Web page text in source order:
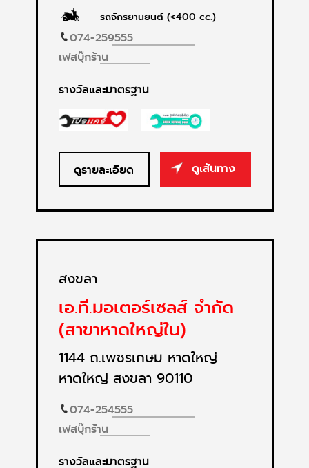
รถจักรยานยนต์ (<400 cc.)
074-259555
เฟสบุ๊กร้าน
รางวัลและมาตรฐาน
ดูรายละเอียด ดูเส้นทาง
สงขลา
เอ.ที.มอเตอร์เซลส์ จำกัด
(สาขาหาดใหญ่ใน)
1144 ถ.เพชรเกษม หาดใหญ่
หาดใหญ่ สงขลา 90110
074-254555
เฟสบุ๊กร้าน
รางวัลและมาตรฐาน